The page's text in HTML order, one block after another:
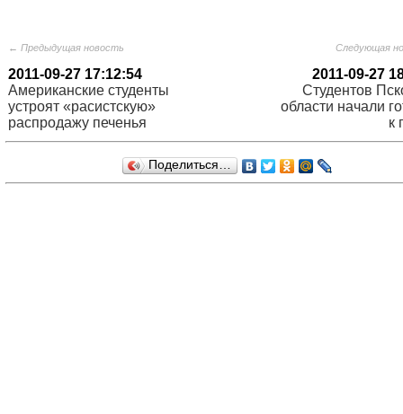
← Предыдущая новость
2011-09-27 17:12:54
Американские студенты
устроят «расистскую»
распродажу печенья
Следующая
2011-09-27
Студентов
области начали
к
Поделиться…